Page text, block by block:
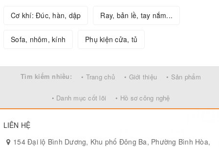
Cơ khí: Đúc, hàn, dập Ray, bản lề, tay nắm...
Sofa, nhôm, kính Phụ kiện cửa, tủ
Tìm kiếm nhiều: • Trang chủ • Giới thiệu • Sản phẩm
• Danh mục cốt lõi • Hồ sơ công nghệ
LIÊN HỆ
154 Đại lộ Bình Dương, Khu phố Đông Ba, Phường Bình Hòa,